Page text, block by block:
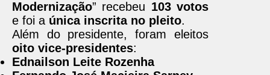
Modernização” recebeu 103 votos
e foi a única inscrita no pleito.
Além do presidente, foram eleitos
oito vice-presidentes:
Ednailson Leite Rozenha